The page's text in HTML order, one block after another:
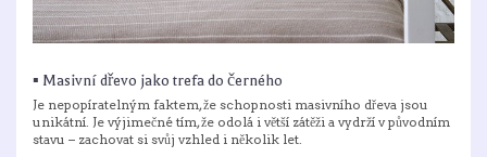
▪ Masivní dřevo jako trefa do černého
Je nepopíratelným faktem, že schopnosti masivního dřeva jsou
unikátní. Je výjimečné tím, že odolá i větší zátěži a vydrží v původním
stavu – zachovat si svůj vzhled i několik let.